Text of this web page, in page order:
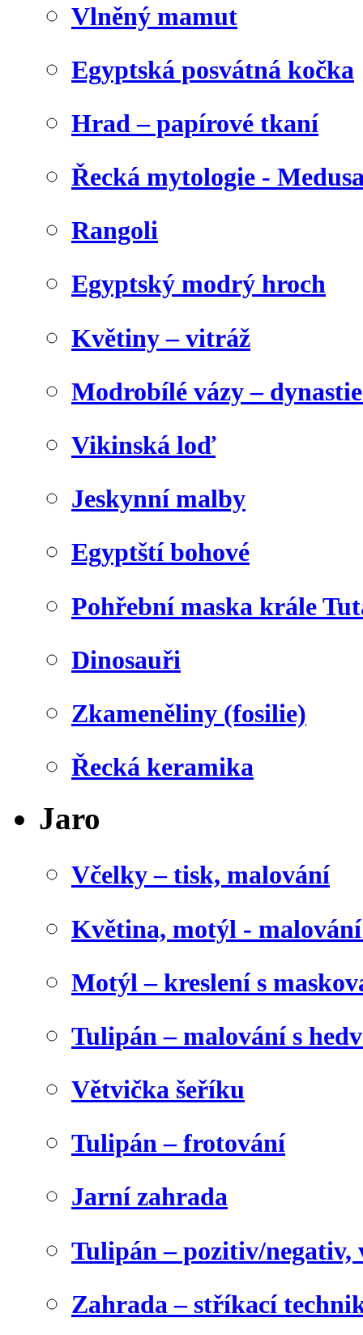
Vlněný mamut
Egyptská posvátná kočka
Hrad – papírové tkaní
Řecká mytologie -
Rangoli
Egyptský modrý hroch
Květiny – vitráž
Modrobílé vázy –
Vikinská loď
Jeskynní malby
Egyptští bohové
Pohřební maska krále
Dinosauři
Zkameněliny (fosilie)
Řecká keramika
Jaro
Včelky – tisk, malování
Květina, motýl -
Motýl – kreslení s
Tulipán – malování s
Větvička šeříku
Tulipán – frotování
Jarní zahrada
Tulipán – pozitiv/negativ,
Zahrada – stříkací